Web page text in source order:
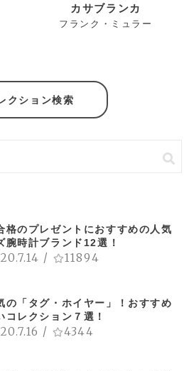
カサブランカ
フランク・ミュラー
クション検索
格のプレゼントにおすすめの人気
腕時計ブランド12選！
/ 11894
の「タグ・ホイヤー」！おすすめ
コレクション７選！
/ 4344